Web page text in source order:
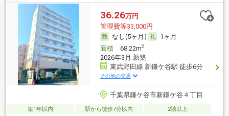
36.26万円
管理費等33,000円
なし(5ヶ月)
1ヶ月
面積68.22m2
2026年3月 新築
東武野田線 新鎌ケ谷駅 徒歩6分
その他の交通
千葉県鎌ケ谷市新鎌ケ谷４丁目
築1年以内 駅から徒歩7分以内
2階以上